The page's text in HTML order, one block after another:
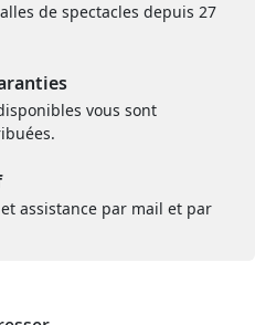
de spectacles depuis 27
vous sont
assistance par mail et par